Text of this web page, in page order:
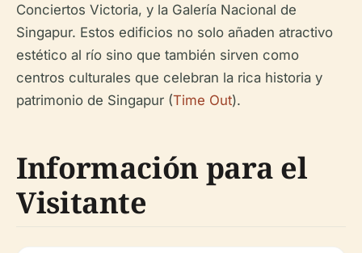
Conciertos Victoria, y la Galería Nacional de
Singapur. Estos edificios no solo añaden atractivo
estético al río sino que también sirven como
centros culturales que celebran la rica historia y
patrimonio de Singapur (Time Out).
Información para el
Visitante